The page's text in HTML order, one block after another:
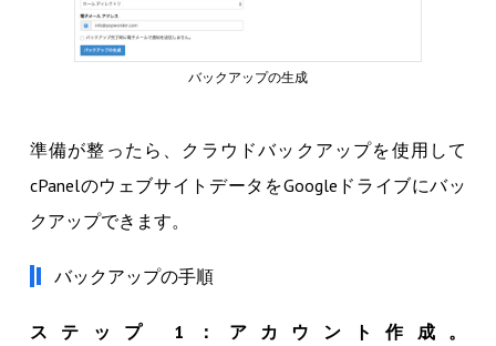
バックアップの生成
準備が整ったら、クラウドバックアップを使用して
cPanelのウェブサイトデータをGoogleドライブにバッ
クアップできます。
バックアップの手順
ステップ 1：アカウント作成。